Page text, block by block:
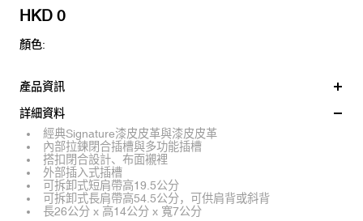
HKD 0
顏色:
產品資訊
詳細資料
經典Signature漆皮皮革與漆皮皮革
內部拉鍊閉合插槽與多功能插槽
搭扣閉合設計、布面襯裡
外部插入式插槽
可拆卸式短肩帶高19.5公分
可拆卸式長肩帶高54.5公分，可供肩背或斜背
長26公分 x 高14公分 x 寬7公分